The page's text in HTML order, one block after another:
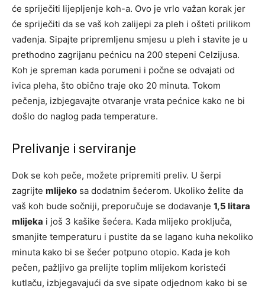
će spriječiti lijepljenje koh-a. Ovo je vrlo važan korak jer
će spriječiti da se vaš koh zalijepi za pleh i ošteti prilikom
vađenja. Sipajte pripremljenu smjesu u pleh i stavite je u
prethodno zagrijanu pećnicu na 200 stepeni Celzijusa.
Koh je spreman kada porumeni i počne se odvajati od
ivica pleha, što obično traje oko 20 minuta. Tokom
pečenja, izbjegavajte otvaranje vrata pećnice kako ne bi
došlo do naglog pada temperature.
Prelivanje i serviranje
Dok se koh peče, možete pripremiti preliv. U šerpi
zagrijte mlijeko sa dodatnim šećerom. Ukoliko želite da
vaš koh bude sočniji, preporučuje se dodavanje 1,5 litara
mlijeka i još 3 kašike šećera. Kada mlijeko proključa,
smanjite temperaturu i pustite da se lagano kuha nekoliko
minuta kako bi se šećer potpuno otopio. Kada je koh
pečen, pažljivo ga prelijte toplim mlijekom koristeći
kutlaču, izbjegavajući da sve sipate odjednom kako bi se